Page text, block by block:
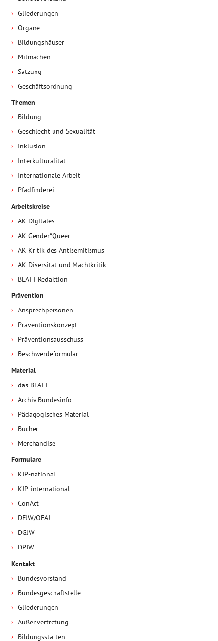
Gliederungen
Organe
Bildungshäuser
Mitmachen
Satzung
Geschäftsordnung
Themen
Bildung
Geschlecht und Sexualität
Inklusion
Interkulturalität
Internationale Arbeit
Pfadfinderei
Arbeitskreise
AK Digitales
AK Gender*Queer
AK Kritik des Antisemitismus
AK Diversität und Machtkritik
BLATT Redaktion
Prävention
Ansprechpersonen
Präventionskonzept
Präventionsausschuss
Beschwerdeformular
Material
das BLATT
Archiv Bundesinfo
Pädagogisches Material
Bücher
Merchandise
Formulare
KJP-national
KJP-international
ConAct
DFJW/OFAJ
DGJW
DPJW
Kontakt
Bundesvorstand
Bundesgeschäftstelle
Gliederungen
Außenvertretung
Bildungsstätten